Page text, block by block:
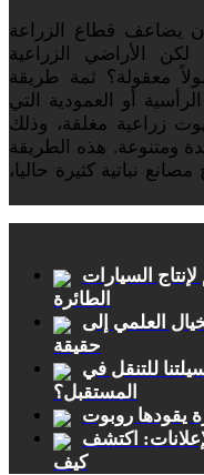
أن يضاعف قطاع الزراعة
الأراضي الزراعية
معقولة؟ ثمة طريقة
أو العمودية التي
زراعية مغلقة، وذلك
ومتنوعة. هذه الطريقة
نباتية كثيرة حاليا،
السيارات
الطائرة
العلمي إلى
حقيقة
للتنقل في
المستقبل؟
يقودها روبوت
اكتشف
كيف